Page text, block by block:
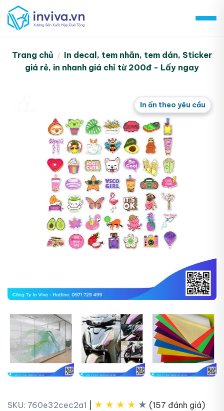
Skip
to
content
Trang chủ / In decal, tem nhãn, tem dán, Sticker
giá rẻ, in nhanh giá chỉ từ 200đ - Lấy ngay
In ấn theo yêu cầu
SKU: 760e32cec2a1 ★ ★ ★ ★ ★ (157 đánh giá)